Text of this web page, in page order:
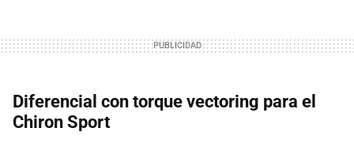
Diferencial con torque vectoring para el
Chiron Sport